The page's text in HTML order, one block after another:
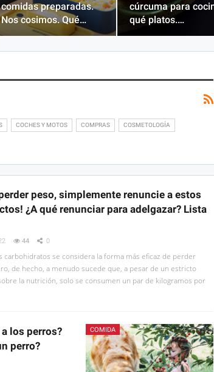
comidas preparadas.
Nos cosimos. Qué…
cúrcuma para
qué platos.…
COCHES Y MOTOS COMPRAS COSMETOLOGÍA
peso, simplemente renuncie a estos
¿A qué renunciar para adelgazar? Lista
44 0
carbohidratos se considera la forma más eficaz de perder
de hecho, a menudo sucede que, a pesar de un estricto
la nutrición, solo se consumen un par de kilogramos por
COMIDA
los perros?
perro?